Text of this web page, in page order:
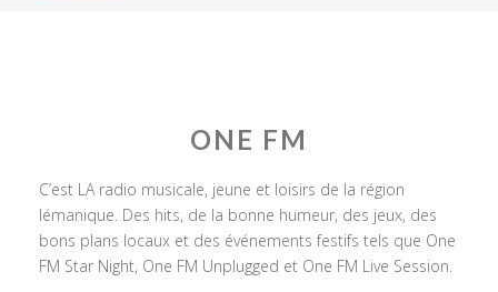
ONE FM
C’est LA radio musicale, jeune et loisirs de la région
lémanique. Des hits, de la bonne humeur, des jeux, des
bons plans locaux et des événements festifs tels que One
FM Star Night, One FM Unplugged et One FM Live Session.